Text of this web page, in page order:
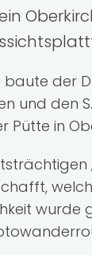
baute der
und den
in